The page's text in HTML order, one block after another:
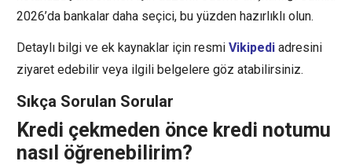
2026’da bankalar daha seçici, bu yüzden hazırlıklı olun.
Detaylı bilgi ve ek kaynaklar için resmi Vikipedi adresini
ziyaret edebilir veya ilgili belgelere göz atabilirsiniz.
Sıkça Sorulan Sorular
Kredi çekmeden önce kredi notumu
nasıl öğrenebilirim?